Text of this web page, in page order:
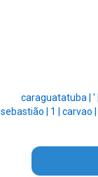
caraguatatuba | ' |
sebastião | 1 | carvao |